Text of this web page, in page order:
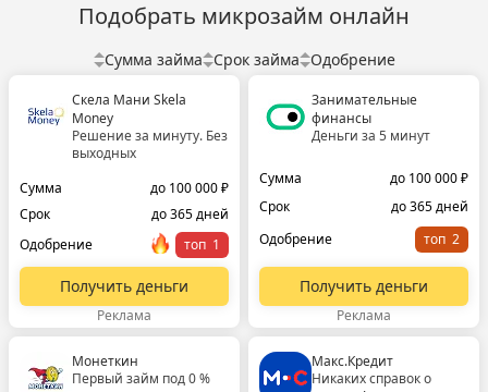
Подобрать микрозайм онлайн
Сумма займа Срок займа Одобрение
Скела Мани Skela
Money
Решение за минуту. Без
выходных
Сумма
до 100 000 ₽
Срок
до 365 дней
Одобрение
топ
Получить деньги
Реклама
Занимательные
финансы
Деньги за 5 минут
Сумма
до 100 000 ₽
Срок
до 365 дней
Одобрение
топ
Получить деньги
Реклама
Монеткин
Первый займ под 0 %
Макс.Кредит
Никаких справок о